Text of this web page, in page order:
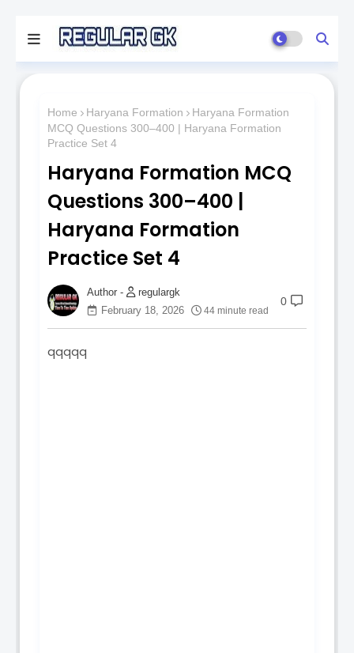
Home Haryana Formation
Haryana Formation
MCQ Questions 300–400 | Haryana Formation
Practice Set 4
Haryana Formation MCQ
Questions 300–400 |
Haryana Formation
Practice Set 4
regulargk
February 18, 2026
44 minute read
0
qqqqq